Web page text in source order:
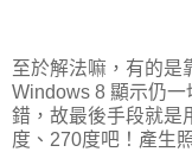
至於解法嘛，有的是
Windows 8 顯示仍
錯，故最後手段就是
度、270度吧！產生